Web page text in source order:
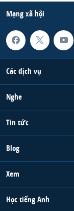
Mạng xã hội
Các dịch vụ
Nghe
Tin tức
Blog
Xem
Học tiếng Anh